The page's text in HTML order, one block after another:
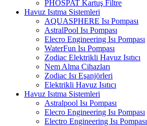
PHOSPAT Kartuş Filtre
Havuz Isıtma Sistemleri
AQUASPHERE Isı Pompası
AstralPool Isı Pompası
Elecro Engineering Isı Pompası
WaterFun Isı Pompası
Zodiac Elektrikli Havuz Isıtıcı
Nem Alma Cihazları
Zodiac Isı Eşanjörleri
Elektrikli Havuz Isıtıcı
Havuz Isıtma Sistemleri
Astralpool Isı Pompası
Elecro Engineering Isı Pompası
Electro Engineering Isı Pompası